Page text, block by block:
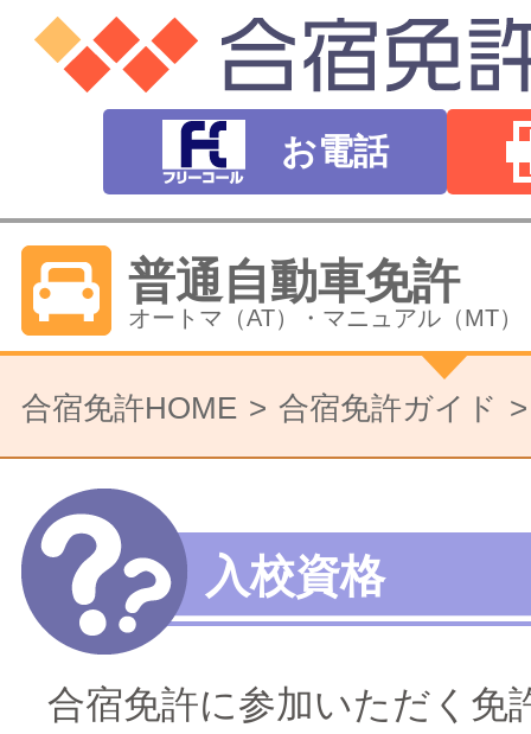
お電話
普通自動車免許
オートマ（AT）・マニュアル（MT）
バイク免許
普通二輪（中型二輪）・大型二輪
大型〜二種免許
中型・大型特殊・けん引・大型二種
普通車+バイク
同時取得
合宿免許HOME 合宿免許ガイド
入校資格
合宿免許に参加いただく免